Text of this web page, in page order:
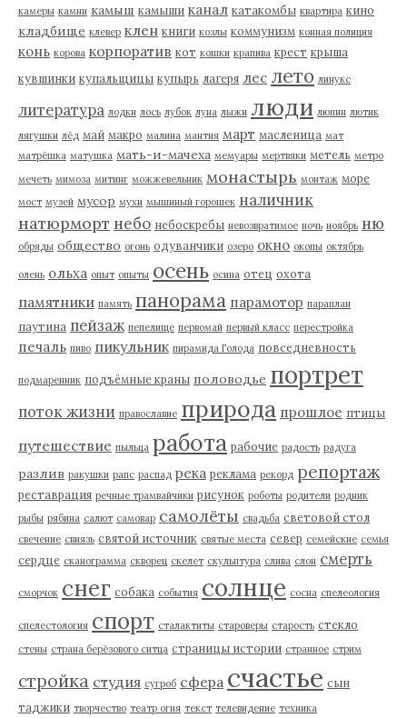
камеры камни камыш камыши канал катакомбы квартира кино
кладбище клевер клен книги козлы коммунизм конная полиция
конь корова корпоратив кот кошки крапива крест крыша
кувшинки купальщицы купырь лагеря лес лето линукс
литература лодки лось лубок луна лыжи люди люпин лютик
лягушки лёд май макро малина мантия март масленица мат
матрёшка матушка мать-и-мачеха мемуары мертвяки метель метро
мечеть мимоза митинг можжевельник монастырь монтаж море
мост музей мусор мухи мышиный горошек наличник
натюрморт небо небоскребы невозвратимое ночь ноябрь ню
обряды общество огонь одуванчики озеро окно окопы октябрь
олень ольха опыт опыты осень осина отец охота
памятники память панорама парамотор параплан
паутина пейзаж пепелище первомай первый класс перестройка
печаль пиво пикульник пирамида Голода повседневность
подмаренник подъёмные краны половодье портрет
поток жизни православие природа прошлое птицы
путешествие пыльца работа рабочие радость радуга
разлив ракушки рапс распад река реклама рекорд репортаж
реставрация речные трамвайчики рисунок роботы родители родник
рыбы рябина салют самовар самолёты свадьба световой стол
свечение свиязь святой источник святые места север семейские семья
сердце сканограмма скворец скелет скульптура слива слон смерть
сморчок снег собака события солнце сосна спелеология
спелестология спорт сталактиты староверы старость стекло
стены страна берёзового ситца страницы истории странное стрим
стройка студия сугроб сфера счастье сын
таджики творчество театр огня текст телевидение техника